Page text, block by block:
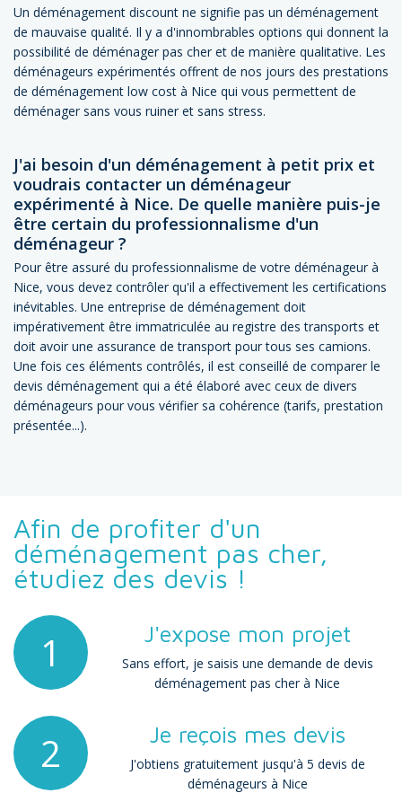
Un déménagement discount ne signifie pas un déménagement
de mauvaise qualité. Il y a d'innombrables options qui donnent la
possibilité de déménager pas cher et de manière qualitative. Les
déménageurs expérimentés offrent de nos jours des prestations
de déménagement low cost à Nice qui vous permettent de
déménager sans vous ruiner et sans stress.
J'ai besoin d'un déménagement à petit prix et
voudrais contacter un déménageur
expérimenté à Nice. De quelle manière puis-je
être certain du professionnalisme d'un
déménageur ?
Pour être assuré du professionnalisme de votre déménageur à
Nice, vous devez contrôler qu'il a effectivement les certifications
inévitables. Une entreprise de déménagement doit
impérativement être immatriculée au registre des transports et
doit avoir une assurance de transport pour tous ses camions.
Une fois ces éléments contrôlés, il est conseillé de comparer le
devis déménagement qui a été élaboré avec ceux de divers
déménageurs pour vous vérifier sa cohérence (tarifs, prestation
présentée...).
Afin de profiter d'un
déménagement pas cher,
étudiez des devis !
1 J'expose mon projet
Sans effort, je saisis une demande de devis
déménagement pas cher à Nice
2 Je reçois mes devis
J'obtiens gratuitement jusqu'à 5 devis de
déménageurs à Nice